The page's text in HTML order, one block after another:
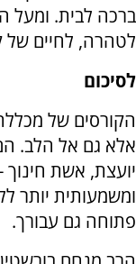
ברכה לבית. ומעל
לטהרה, לחיים של
לסיכום
הקורסים של
אלא גם אל הלב.
יועצת, אשת
ומשמעותית יותר
פתוחה גם עבורך.